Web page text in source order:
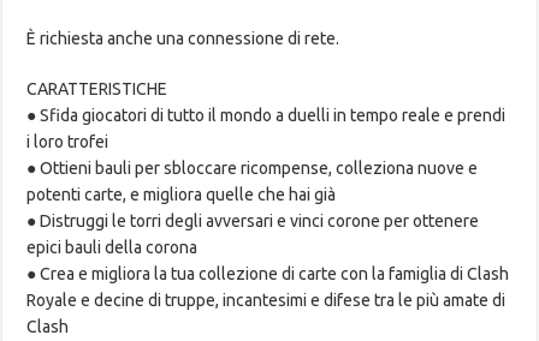
È richiesta anche una connessione di rete.
CARATTERISTICHE
● Sfida giocatori di tutto il mondo a duelli in tempo reale e prendi
i loro trofei
● Ottieni bauli per sbloccare ricompense, colleziona nuove e
potenti carte, e migliora quelle che hai già
● Distruggi le torri degli avversari e vinci corone per ottenere
epici bauli della corona
● Crea e migliora la tua collezione di carte con la famiglia di Clash
Royale e decine di truppe, incantesimi e difese tra le più amate di
Clash